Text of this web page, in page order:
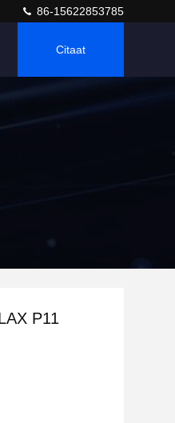
86-15622853785
Citaat
P11